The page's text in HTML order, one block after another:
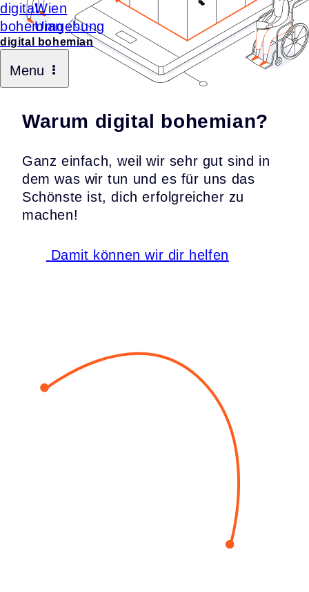
digital bohemian
Menu
Warum digital bohemian?
Ganz einfach, weil wir sehr gut sind in
dem was wir tun und es für uns das
Schönste ist, dich erfolgreicher zu
machen!
Damit können wir dir helfen